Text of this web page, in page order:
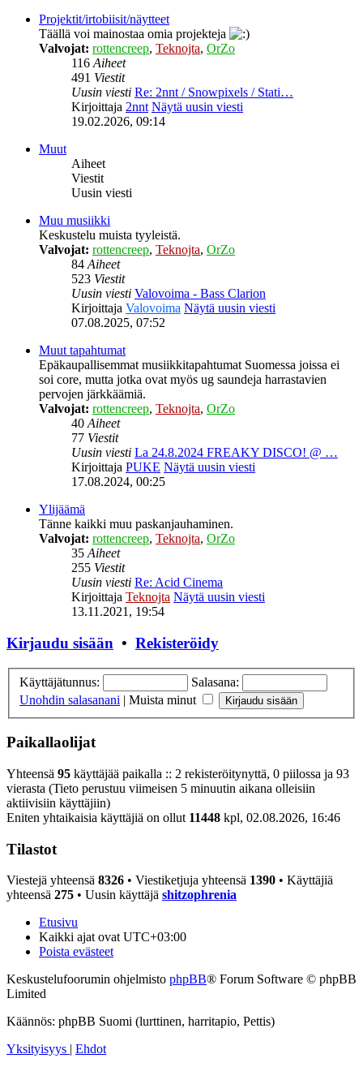
Projektit/irtobiisit/näytteet
Täällä voi mainostaa omia projekteja
Valvojat: rottencreep, Teknojta, OrZo
116Aiheet
491 Viestit
Uusin viesti Re: 2nnt / Snowpixels / Stati…
Kirjoittaja 2nnt Näytä uusin viesti
19.02.2026, 09:14
Muut
Aiheet
Viestit
Uusin viesti
Muu musiikki
Keskustelu muista tyyleistä.
Valvojat: rottencreep, Teknojta, OrZo
84Aiheet
523 Viestit
Uusin viesti Valovoima - Bass Clarion
Kirjoittaja Valovoima Näytä uusin viesti
07.08.2025, 07:52
Muut tapahtumat
Epäkaupallisemmat musiikkitapahtumat Suomessa joissa ei
soi core, mutta jotka ovat myös ug saundeja harrastavien
pervojen järkkäämiä.
Valvojat: rottencreep, Teknojta, OrZo
40Aiheet
77 Viestit
Uusin viesti La 24.8.2024 FREAKY DISCO! @ …
Kirjoittaja PUKE Näytä uusin viesti
17.08.2024, 00:25
Ylijäämä
Tänne kaikki muu paskanjauhaminen.
Valvojat: rottencreep, Teknojta, OrZo
35Aiheet
255 Viestit
Uusin viesti Re: Acid Cinema
Kirjoittaja Teknojta Näytä uusin viesti
13.11.2021, 19:54
Kirjaudu sisään • Rekisteröidy
Käyttäjätunnus:
Salasana:
Unohdin salasanani | Muista minut
Paikallaolijat
Yhteensä 95 käyttäjää paikalla :: 2 rekisteröitynyttä, 0 piilossa ja 93
vierasta (Tieto perustuu viimeisen 5 minuutin aikana olleisiin
aktiivisiin käyttäjiin)
Eniten yhtaikaisia käyttäjiä on ollut 11448 kpl, 02.08.2026, 16:46
Tilastot
Viestejä yhteensä 8326 • Viestiketjuja yhteensä 1390 • Käyttäjiä
yhteensä 275 • Uusin käyttäjä shitzophrenia
Etusivu
Kaikki ajat ovat UTC+03:00
Poista evästeet
Keskustelufoorumin ohjelmisto phpBB® Forum Software © phpBB
Limited
Käännös: phpBB Suomi (lurttinen, harritapio, Pettis)
Yksityisyys | Ehdot